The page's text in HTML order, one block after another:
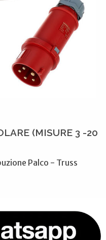
(MISURE 3 -20
Palco - Truss